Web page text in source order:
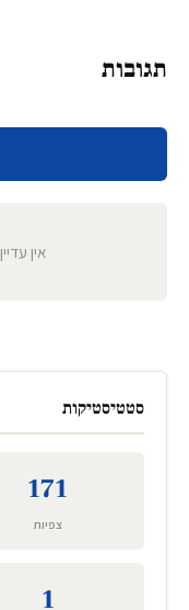
תגובות
אין
סטטיסטיקות
171
צפיות
1